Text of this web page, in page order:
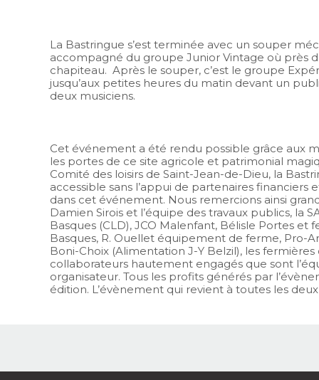
La Bastringue s’est terminée avec un souper
accompagné du groupe Junior Vintage où près
chapiteau. Après le souper, c’est le groupe
jusqu’aux petites heures du matin devant un
deux musiciens.
Cet événement a été rendu possible grâce aux
les portes de ce site agricole et patrimonial
Comité des loisirs de Saint-Jean-de-Dieu, la
accessible sans l’appui de partenaires financiers
dans cet événement. Nous remercions ainsi
Damien Sirois et l’équipe des travaux publics, la
Basques (CLD), JCO Malenfant, Bélisle Portes et
Basques, R. Ouellet équipement de ferme, Pro-
Boni-Choix (Alimentation J-Y Belzil), les
collaborateurs hautement engagés que sont
organisateur. Tous les profits générés par
édition. L’évènement qui revient à toutes les